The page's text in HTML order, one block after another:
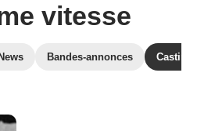
vitesse
News Bandes-annonces Casting